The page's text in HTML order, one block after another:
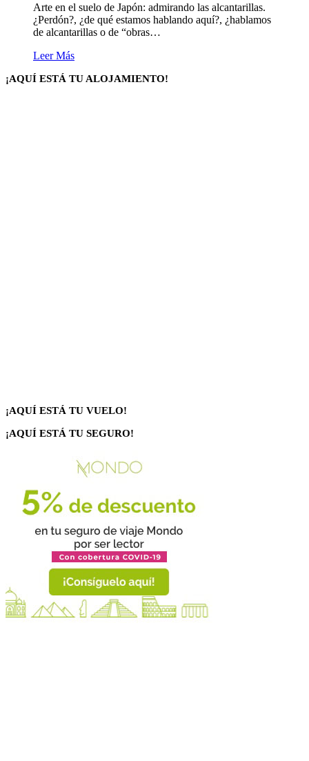
Arte en el suelo de Japón: admirando las alcantarillas.
¿Perdón?, ¿de qué estamos hablando aquí?, ¿hablamos
de alcantarillas o de “obras…
Leer Más
¡AQUÍ ESTÁ TU ALOJAMIENTO!
¡AQUÍ ESTÁ TU VUELO!
¡AQUÍ ESTÁ TU SEGURO!